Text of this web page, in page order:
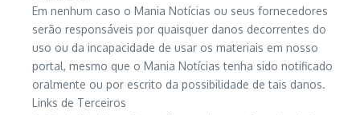
Em nenhum caso o Mania Notícias ou seus fornecedores
serão responsáveis ​​por quaisquer danos decorrentes do
uso ou da incapacidade de usar os materiais em nosso
portal, mesmo que o Mania Notícias tenha sido notificado
oralmente ou por escrito da possibilidade de tais danos.
Links de Terceiros